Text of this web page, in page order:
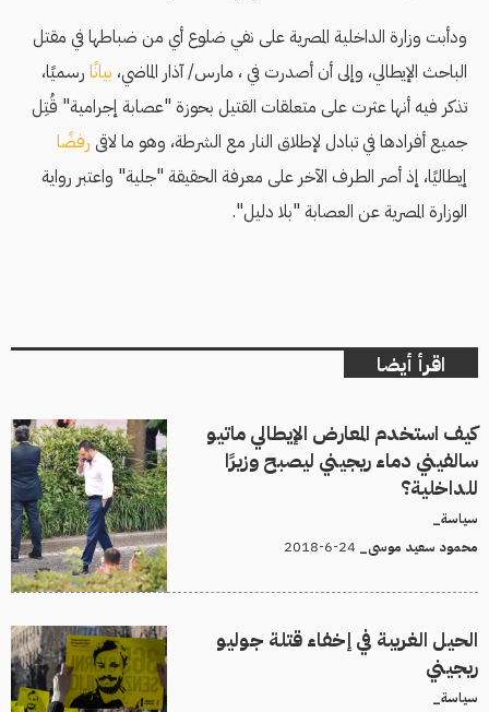
ودأبت وزارة الداخلية المصرية على نفي ضلوع أي من ضباطها في مقتل
الباحث الإيطالي، وإلى أن أصدرت في ، مارس/ آذار الماضي، بيانًا رسميًا،
تذكر فيه أنها عثرت على متعلقات القتيل بحوزة "عصابة إجرامية" قُتِل
جميع أفرادها في تبادل لإطلاق النار مع الشرطة، وهو ما لاقى رفضًا
إيطاليًا، إذ أصر الطرف الآخر على معرفة الحقيقة "جلية" واعتبر رواية
الوزارة المصرية عن العصابة "بلا دليل".
اقرأ أيضا
كيف استخدم المعارض الإيطالي ماتيو
سالفيني دماء ريجيني ليصبح وزيرًا
للداخلية؟
سياسة_
محمود سعيد موسى_
الحيل الغريبة في إخفاء قتلة جوليو
ريجيني
سياسة_